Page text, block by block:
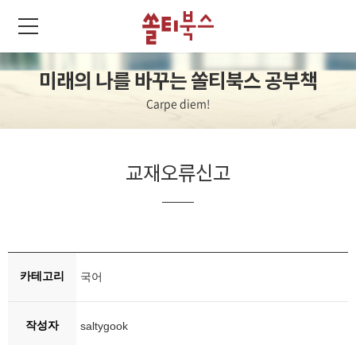
미래의 나를 바꾸는 쏠티북스 공부책
Carpe diem!
교재오류신고
카테고리 국어
작성자 saltygook